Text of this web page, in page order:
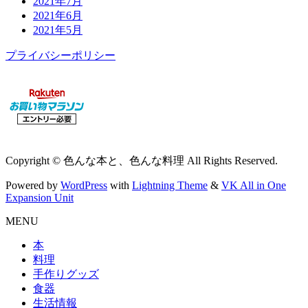
2021年6月
2021年5月
プライバシーポリシー
Copyright © 色んな本と、色んな料理 All Rights Reserved.
Powered by WordPress with Lightning Theme & VK All in One
Expansion Unit
MENU
本
料理
手作りグッズ
食器
生活情報